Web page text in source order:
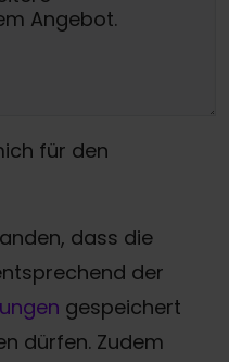
für den
dass die
der
gespeichert
dürfen. Zudem